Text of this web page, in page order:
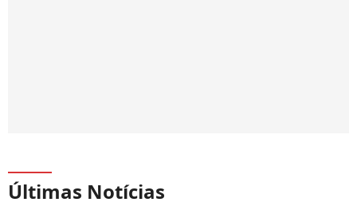
Últimas Notícias